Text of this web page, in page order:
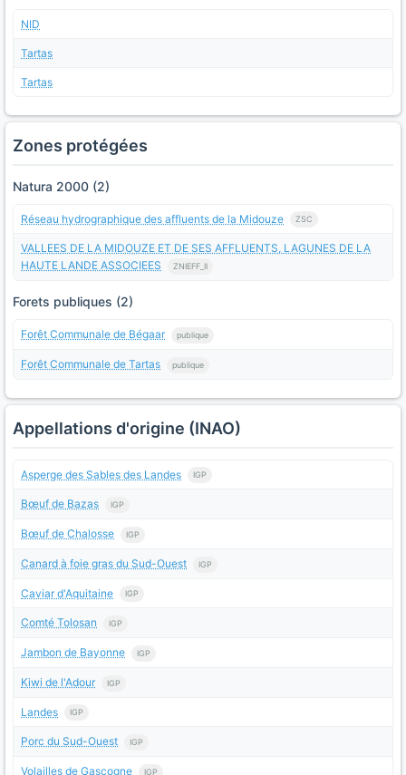
NID
Tartas
Tartas
Zones protégées
Natura 2000 (2)
Réseau hydrographique des affluents de la Midouze ZSC
VALLEES DE LA MIDOUZE ET DE SES AFFLUENTS, LAGUNES DE LA
HAUTE LANDE ASSOCIEES
ZNIEFF_II
Forets publiques (2)
Forêt Communale de Bégaar publique
Forêt Communale de Tartas publique
Appellations d'origine (INAO)
Asperge des Sables des Landes IGP
Bœuf de Bazas IGP
Bœuf de Chalosse IGP
Canard à foie gras du Sud-Ouest IGP
Caviar d'Aquitaine IGP
Comté Tolosan IGP
Jambon de Bayonne IGP
Kiwi de l'Adour IGP
Landes IGP
Porc du Sud-Ouest IGP
Volailles de Gascogne IGP